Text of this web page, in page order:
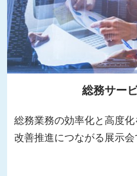
総務サー
総務業務の効率化と高度
改善推進につながる展示会